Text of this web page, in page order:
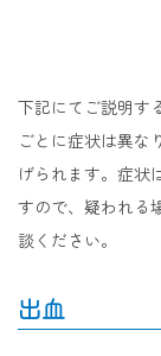
下記にてご説明す
ごとに症状は異な
げられます。症状
すので、疑われる
談ください。
出血